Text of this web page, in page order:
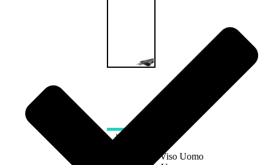
UOMO
Detergente Viso Uomo